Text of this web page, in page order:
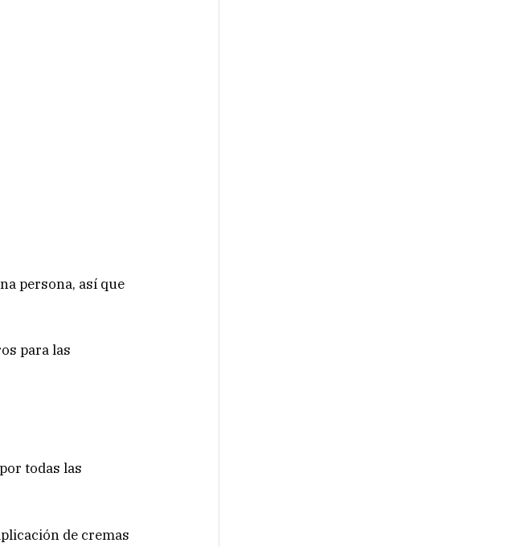
persona, así que
para las
todas las
de cremas